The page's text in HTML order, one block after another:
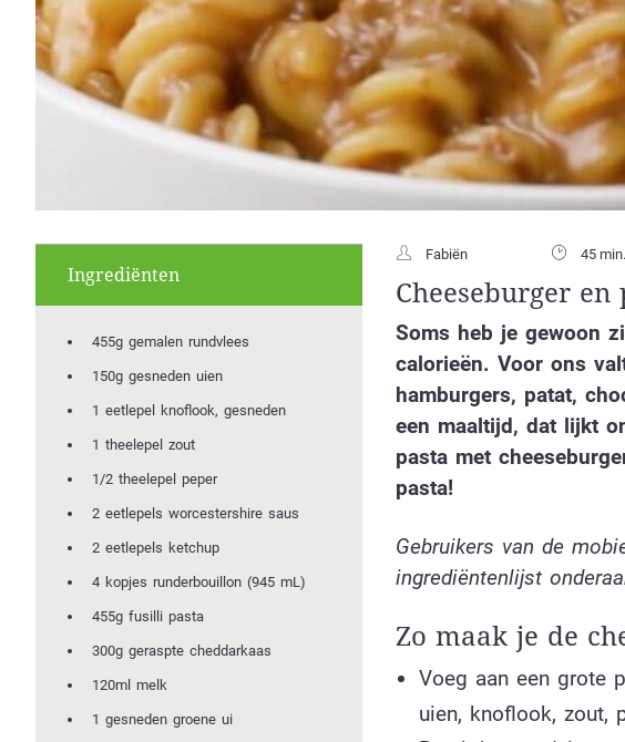
Ingrediënten
455g gemalen rundvlees
150g gesneden uien
1 eetlepel knoflook, gesneden
1 theelepel zout
1/2 theelepel peper
2 eetlepels worcestershire saus
2 eetlepels ketchup
4 kopjes runderbouillon (945 mL)
455g fusilli pasta
300g geraspte cheddarkaas
120ml melk
1 gesneden groene ui
Fabiën 45 min.
Cheeseburger
Soms heb je gewoon
calorieën. Voor ons
hamburgers, patat,
een maaltijd, dat lijkt
pasta met
pasta!
Gebruikers van de
ingrediëntenlijst
Zo maak je de
Voeg aan een grote
uien, knoflook, zout,